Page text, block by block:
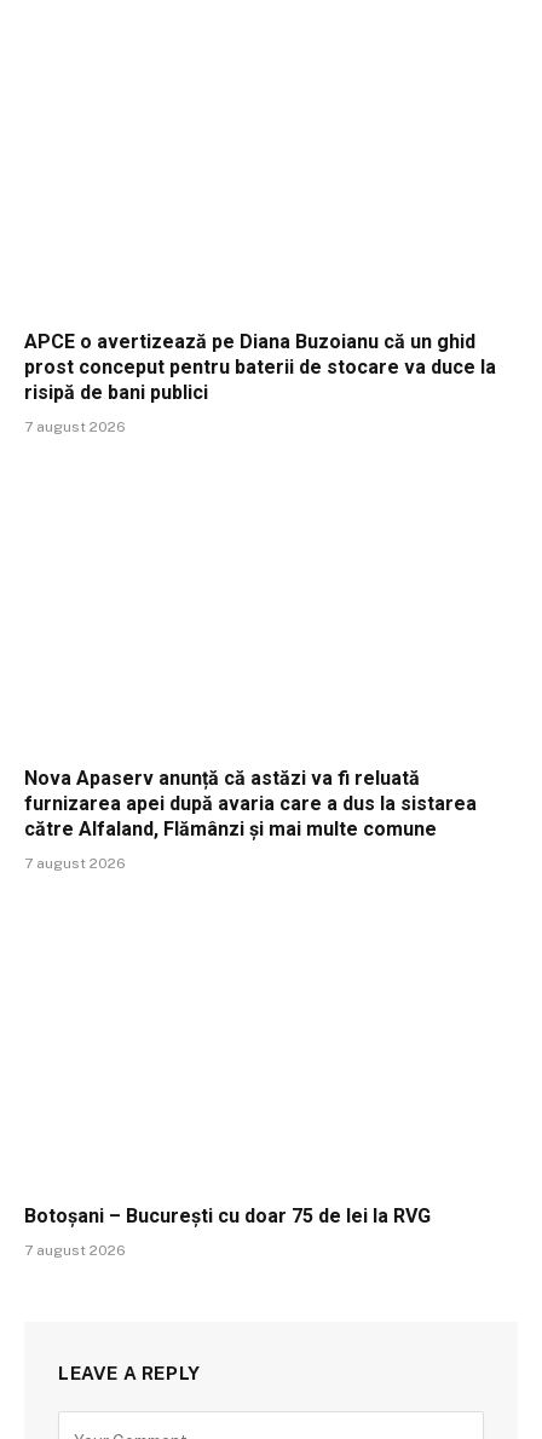
APCE o avertizează pe Diana Buzoianu că un ghid
prost conceput pentru baterii de stocare va duce la
risipă de bani publici
7 august 2026
Nova Apaserv anunță că astăzi va fi reluată
furnizarea apei după avaria care a dus la sistarea
către Alfaland, Flămânzi și mai multe comune
7 august 2026
Botoșani – București cu doar 75 de lei la RVG
7 august 2026
LEAVE A REPLY